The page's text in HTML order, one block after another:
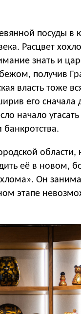
посуды в
Расцвет
знать и
получив
власть тоже
его сначала
начало угасать
банкротства.
области,
её в новом,
Он
этапе